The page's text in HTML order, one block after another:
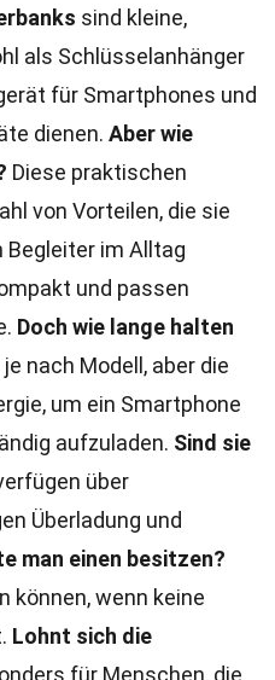
sind kleine,
als Schlüsselanhänger
für Smartphones und
dienen. Aber wie
Diese praktischen
von Vorteilen, die sie
Begleiter im Alltag
und passen
Doch wie lange halten
nach Modell, aber die
um ein Smartphone
aufzuladen. Sind sie
über
Überladung und
man einen besitzen?
können, wenn keine
Lohnt sich die
für Menschen, die